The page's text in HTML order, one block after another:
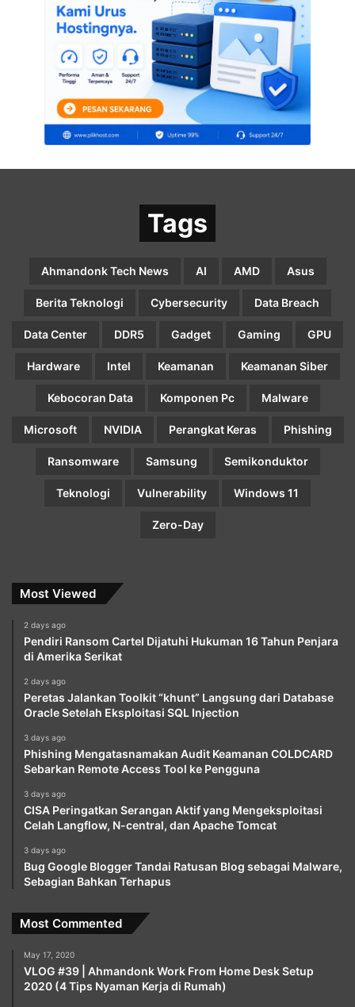
Tags
Ahmandonk Tech News AI AMD Asus
Berita Teknologi Cybersecurity Data Breach
Data Center DDR5 Gadget Gaming GPU
Hardware Intel Keamanan Keamanan Siber
Kebocoran Data Komponen Pc Malware
Microsoft NVIDIA Perangkat Keras Phishing
Ransomware Samsung Semikonduktor
Teknologi Vulnerability Windows 11
Zero-Day
Most Viewed
2 days ago
Pendiri Ransom Cartel Dijatuhi Hukuman 16 Tahun Penjara
di Amerika Serikat
2 days ago
Peretas Jalankan Toolkit “khunt” Langsung dari Database
Oracle Setelah Eksploitasi SQL Injection
3 days ago
Phishing Mengatasnamakan Audit Keamanan COLDCARD
Sebarkan Remote Access Tool ke Pengguna
3 days ago
CISA Peringatkan Serangan Aktif yang Mengeksploitasi
Celah Langflow, N-central, dan Apache Tomcat
3 days ago
Bug Google Blogger Tandai Ratusan Blog sebagai Malware,
Sebagian Bahkan Terhapus
Most Commented
May 17, 2020
VLOG #39 | Ahmandonk Work From Home Desk Setup
2020 (4 Tips Nyaman Kerja di Rumah)